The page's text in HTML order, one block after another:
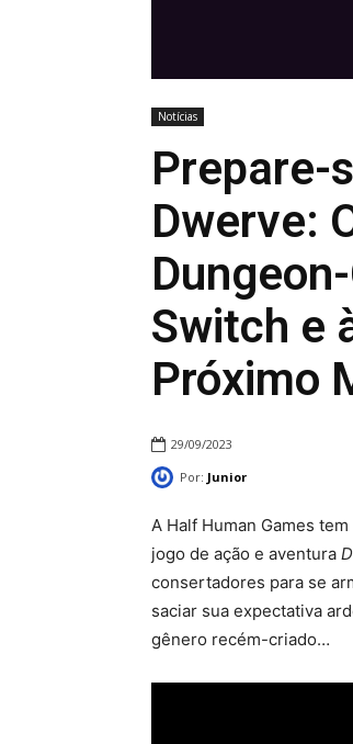
Notícias
Prepare-
Dwerve:
Switch e
Próximo
29/09/2023
Por: Junior
A Half Human Games
jogo de ação e aventura
consertadores para se
saciar sua expectativa
gênero recém-criado…